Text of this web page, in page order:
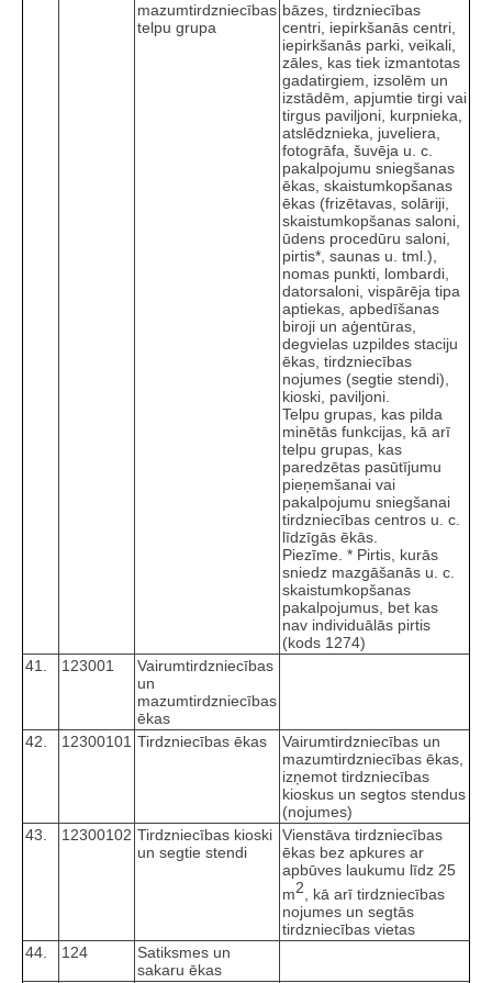
mazumtirdzniecības
telpu grupa
bāzes, tirdzniecības
centri, iepirkšanās centri,
iepirkšanās parki, veikali,
zāles, kas tiek izmantotas
gadatirgiem, izsolēm un
izstādēm, apjumtie tirgi vai
tirgus paviljoni, kurpnieka,
atslēdznieka, juveliera,
fotogrāfa, šuvēja u. c.
pakalpojumu sniegšanas
ēkas, skaistumkopšanas
ēkas (frizētavas, solāriji,
skaistumkopšanas saloni,
ūdens procedūru saloni,
pirtis*, saunas u. tml.),
nomas punkti, lombardi,
datorsaloni, vispārēja tipa
aptiekas, apbedīšanas
biroji un aģentūras,
degvielas uzpildes staciju
ēkas, tirdzniecības
nojumes (segtie stendi),
kioski, paviljoni.
Telpu grupas, kas pilda
minētās funkcijas, kā arī
telpu grupas, kas
paredzētas pasūtījumu
pieņemšanai vai
pakalpojumu sniegšanai
tirdzniecības centros u. c.
līdzīgās ēkās.
Piezīme. * Pirtis, kurās
sniedz mazgāšanās u. c.
skaistumkopšanas
pakalpojumus, bet kas
nav individuālās pirtis
(kods 1274)
41.
123001
Vairumtirdzniecības
un
mazumtirdzniecības
ēkas
42.
12300101 Tirdzniecības ēkas
Vairumtirdzniecības un
mazumtirdzniecības ēkas,
izņemot tirdzniecības
kioskus un segtos stendus
(nojumes)
43.
12300102 Tirdzniecības kioski
un segtie stendi
Vienstāva tirdzniecības
ēkas bez apkures ar
apbūves laukumu līdz 25
m2 , kā arī tirdzniecības
nojumes un segtās
tirdzniecības vietas
44.
124
Satiksmes un
sakaru ēkas